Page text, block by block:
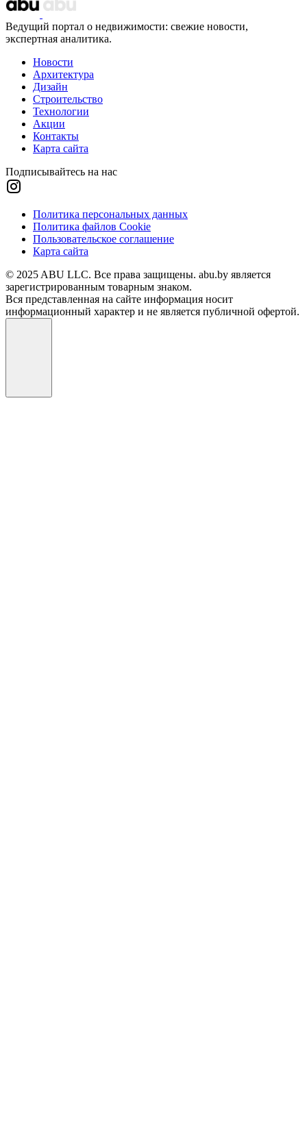
Ведущий портал о недвижимости: свежие новости,
экспертная аналитика.
Новости
Архитектура
Дизайн
Строительство
Технологии
Акции
Контакты
Карта сайта
Подписывайтесь на нас
Политика персональных данных
Политика файлов Cookie
Пользовательское соглашение
Карта сайта
© 2025 ABU LLC. Все права защищены. abu.by является
зарегистрированным товарным знаком.
Вся представленная на сайте информация носит
информационный характер и не является публичной офертой.